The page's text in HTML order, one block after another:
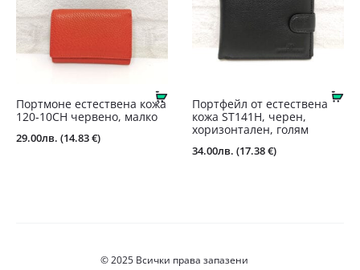
Купи
Портмоне естествена кожа
120-10СН червено, малко
29.00лв. (14.83 €)
Портфейл от естествена
кожа ST141Н, черен,
хоризонтален, голям
34.00лв. (17.38 €)
© 2025 Всички права запазени